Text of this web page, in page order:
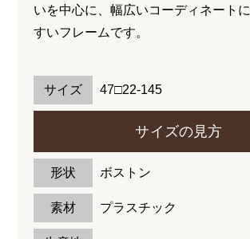
いを中心に、幅広いコーディネート
すいフレームです。
サイズ 47□22-145
サイズの見方
形状 ボストン
素材 プラスチック